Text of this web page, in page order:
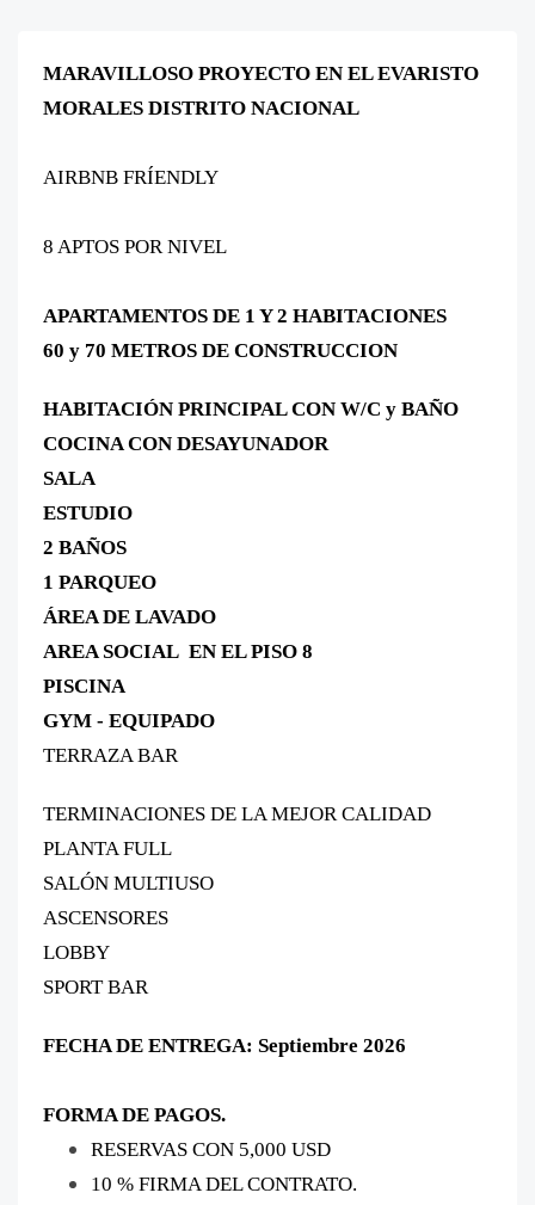
MARAVILLOSO PROYECTO EN EL EVARISTO
MORALES DISTRITO NACIONAL
AIRBNB FRÍENDLY
8 APTOS POR NIVEL
APARTAMENTOS DE 1 Y 2 HABITACIONES
60 y 70 METROS DE CONSTRUCCION
HABITACIÓN PRINCIPAL CON W/C y BAÑO
COCINA CON DESAYUNADOR
SALA
ESTUDIO
2 BAÑOS
1 PARQUEO
ÁREA DE LAVADO
AREA SOCIAL EN EL PISO 8
PISCINA
GYM - EQUIPADO
TERRAZA BAR
TERMINACIONES DE LA MEJOR CALIDAD
PLANTA FULL
SALÓN MULTIUSO
ASCENSORES
LOBBY
SPORT BAR
FECHA DE ENTREGA: Septiembre 2026
FORMA DE PAGOS.
RESERVAS CON 5,000 USD
10 % FIRMA DEL CONTRATO.